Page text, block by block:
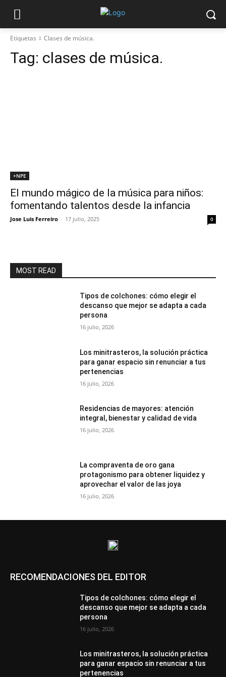
Etiquetas Clases de música.
Tag: clases de música.
+NPE
El mundo mágico de la música para niños:
fomentando talentos desde la infancia
Jose Luis Ferreiro - 17 julio, 2025 0
MOST READ
Tipos de colchones: cómo elegir el
descanso que mejor se adapta a cada
persona
16 julio, 2026
Los minitrasteros, la solución práctica
para ganar espacio sin renunciar a tus
pertenencias
16 julio, 2026
Residencias de mayores: atención
integral, bienestar y calidad de vida
16 julio, 2026
La compraventa de oro gana
protagonismo para obtener liquidez y
aprovechar el valor de las joya
16 julio, 2026
RECOMENDACIONES DEL EDITOR
Tipos de colchones: cómo elegir el
descanso que mejor se adapta a cada
persona
16 julio, 2026
Los minitrasteros, la solución práctica
para ganar espacio sin renunciar a tus
pertenencias